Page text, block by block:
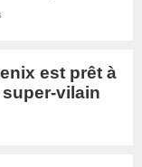
est prêt à
vilain